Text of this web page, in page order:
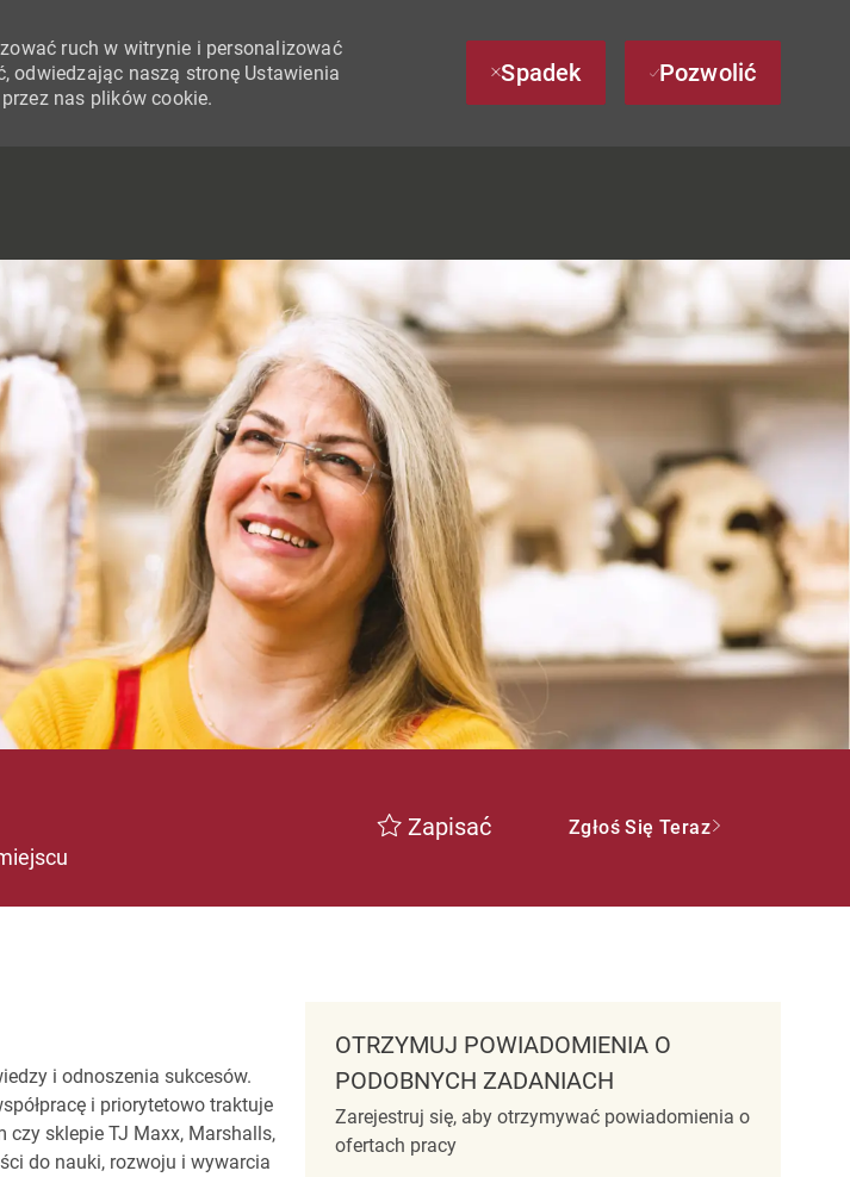
ruch w witrynie i personalizować
odwiedzając naszą stronę Ustawienia
nas plików cookie.
Spadek Pozwolić
Zapisać Zgłoś Się Teraz
i odnoszenia sukcesów.
i priorytetowo traktuje
czy sklepie TJ Maxx, Marshalls,
do nauki, rozwoju i wywarcia
OTRZYMUJ POWIADOMIENIA O
PODOBNYCH ZADANIACH
Zarejestruj się, aby otrzymywać powiadomienia o
ofertach pracy